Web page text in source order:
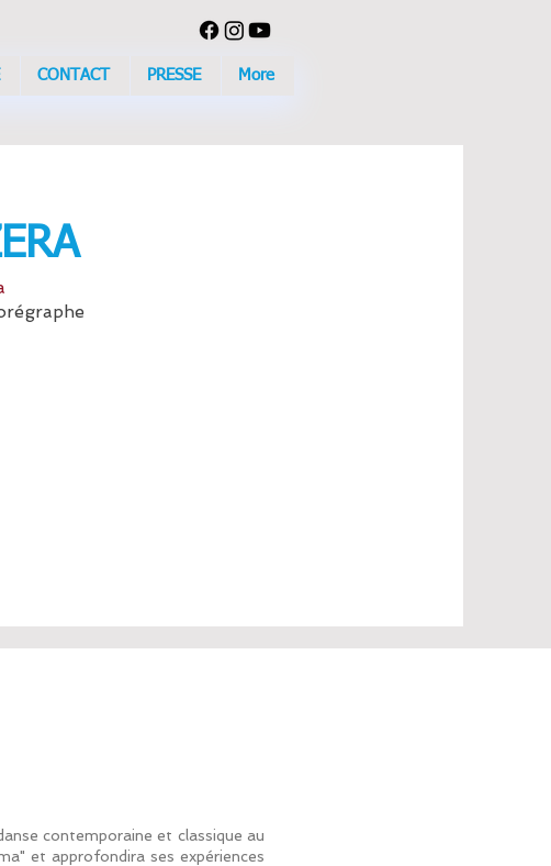
CONTACT PRESSE More
contemporaine et classique au
et approfondira ses expériences